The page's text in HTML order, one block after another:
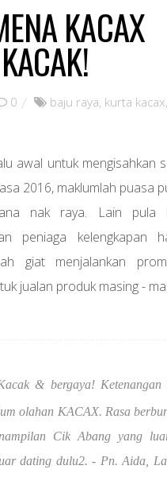
KACAX
0 baju raya, kurta kacax,
awal untuk mengisahkan
2016, maklumlah puasa
nak raya. Lain pula
peniaga kelengkapan
giat menjalankan
jualan produk masing -
& bergaya! Ketenangan
olahan KACAX. Rasa
Cik Abang yang
dating dulu2. - Pn. Aida,